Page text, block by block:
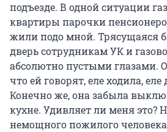
подъезде. В одной ситуации
квартиры парочки
жили подо мной. Трясущаяся
дверь сотрудникам УК и
абсолютно пустыми глазами.
что ей говорят, еле ходила,
Конечно же, она забыла
кухне. Удивляет ли меня это?
немощного пожилого